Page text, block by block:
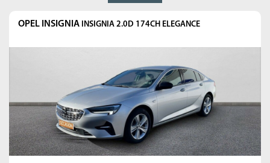
OPEL INSIGNIA INSIGNIA 2.0D 174CH ELEGANCE